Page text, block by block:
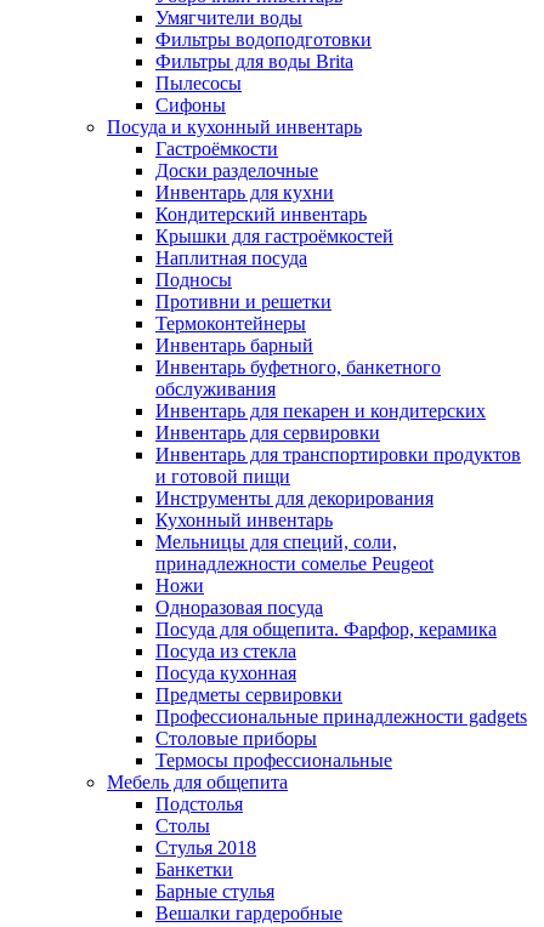
Умягчители воды
Фильтры водоподготовки
Фильтры для воды Brita
Пылесосы
Сифоны
Посуда и кухонный инвентарь
Гастроёмкости
Доски разделочные
Инвентарь для кухни
Кондитерский инвентарь
Крышки для гастроёмкостей
Наплитная посуда
Подносы
Противни и решетки
Термоконтейнеры
Инвентарь барный
Инвентарь буфетного, банкетного
обслуживания
Инвентарь для пекарен и кондитерских
Инвентарь для сервировки
Инвентарь для транспортировки продуктов
и готовой пищи
Инструменты для декорирования
Кухонный инвентарь
Мельницы для специй, соли,
принадлежности сомелье Peugeot
Ножи
Одноразовая посуда
Посуда для общепита. Фарфор, керамика
Посуда из стекла
Посуда кухонная
Предметы сервировки
Профессиональные принадлежности gadgets
Столовые приборы
Термосы профессиональные
Мебель для общепита
Подстолья
Столы
Стулья 2018
Банкетки
Барные стулья
Вешалки гардеробные